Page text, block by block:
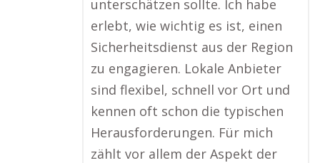
unterschätzen sollte. Ich habe
erlebt, wie wichtig es ist, einen
Sicherheitsdienst aus der Region
zu engagieren. Lokale Anbieter
sind flexibel, schnell vor Ort und
kennen oft schon die typischen
Herausforderungen. Für mich
zählt vor allem der Aspekt der